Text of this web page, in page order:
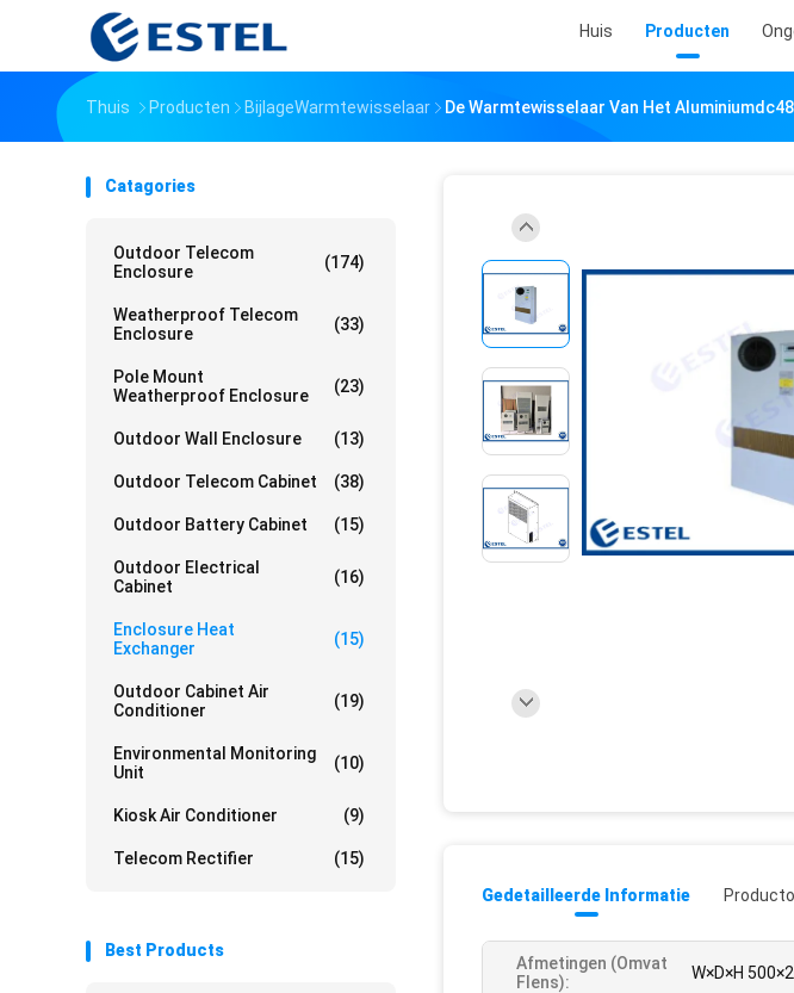
Huis Producten
Thuis Producten BijlageWarmtewisselaar De Warmtewisselaar Van Het
Catagories
Outdoor Telecom
Enclosure
(174)
Weatherproof Telecom
Enclosure
(33)
Pole Mount
Weatherproof Enclosure
(23)
Outdoor Wall Enclosure (13)
Outdoor Telecom Cabinet (38)
Outdoor Battery Cabinet (15)
Outdoor Electrical
Cabinet
(16)
Enclosure Heat
Exchanger
(15)
Outdoor Cabinet Air
Conditioner
(19)
Environmental Monitoring
Unit
(10)
Kiosk Air Conditioner (9)
Telecom Rectifier (15)
Best Products
Gedetailleerde Informatie
Afmetingen (omvat
Flens):
W×D×H